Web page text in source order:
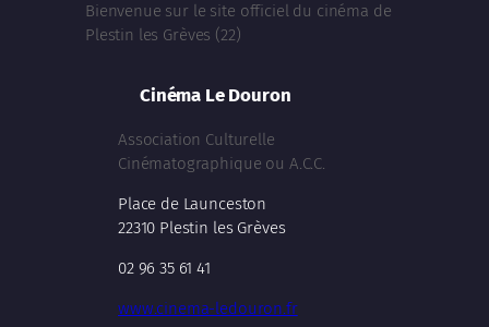
Bienvenue sur le site officiel du cinéma de
Plestin les Grèves (22)
Cinéma Le Douron
Association Culturelle
Cinématographique ou A.C.C.
Place de Launceston
22310 Plestin les Grèves
02 96 35 61 41
www.cinema-ledouron.fr